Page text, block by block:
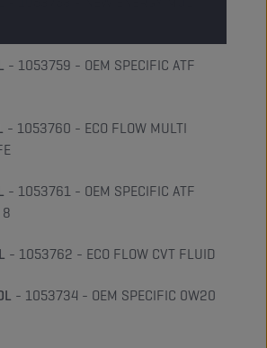
- 1053759 - OEM SPECIFIC ATF
- 1053760 - ECO FLOW MULTI
- 1053761 - OEM SPECIFIC ATF
8
- 1053762 - ECO FLOW CVT FLUID
- 1053734 - OEM SPECIFIC 0W20